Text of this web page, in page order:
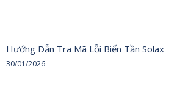
Hướng Dẫn Tra Mã Lỗi Biến Tần Solax
30/01/2026